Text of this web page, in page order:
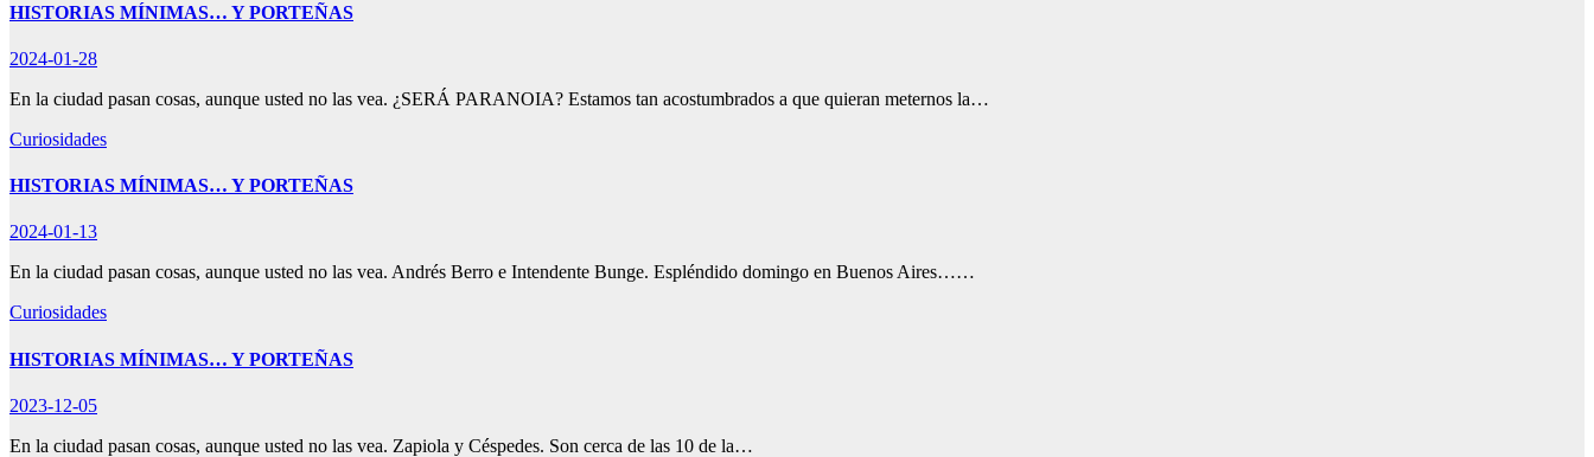
HISTORIAS MÍNIMAS… Y PORTEÑAS
2024-01-28
En la ciudad pasan cosas, aunque usted no las vea. ¿SERÁ PARANOIA? Estamos tan acostumbrados a que quieran meternos la…
Curiosidades
HISTORIAS MÍNIMAS… Y PORTEÑAS
2024-01-13
En la ciudad pasan cosas, aunque usted no las vea. Andrés Berro e Intendente Bunge. Espléndido domingo en Buenos Aires……
Curiosidades
HISTORIAS MÍNIMAS… Y PORTEÑAS
2023-12-05
En la ciudad pasan cosas, aunque usted no las vea. Zapiola y Céspedes. Son cerca de las 10 de la…